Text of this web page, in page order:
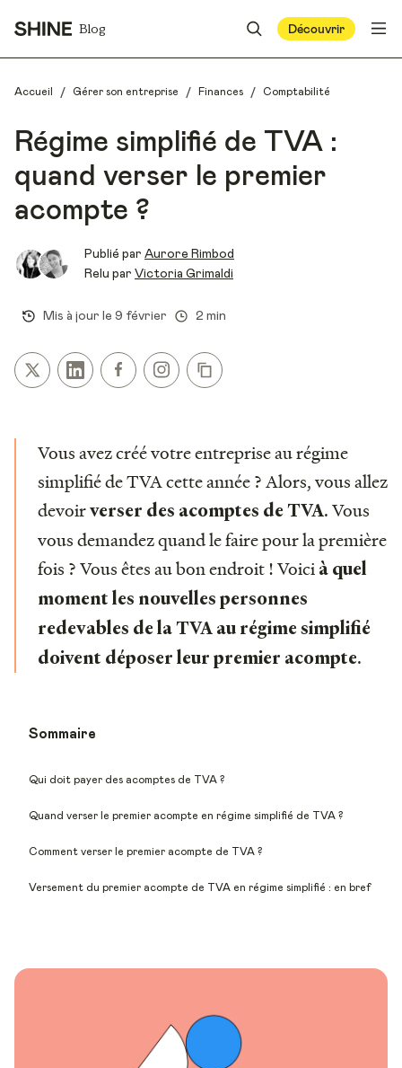
Blog Découvrir
Accueil / Gérer son entreprise / Finances / Comptabilité
Régime simplifié de TVA :
quand verser le premier
acompte ?
Publié par Aurore Rimbod
Relu par Victoria Grimaldi
Mis à jour le 9 février 2 min
Vous avez créé votre entreprise au régime
simplifié de TVA cette année ? Alors, vous allez
devoirverser des acomptes de TVA. Vous
vous demandez quand le faire pour la première
fois ? Vous êtes au bon endroit ! Voici à quel
moment les nouvelles personnes
redevables de la TVA au régime simplifié
doivent déposer leur premier acompte.
Sommaire
Qui doit payer des acomptes de TVA ?
Quand verser le premier acompte en régime simplifié de TVA ?
Comment verser le premier acompte de TVA ?
Versement du premier acompte de TVA en régime simplifié : en bref